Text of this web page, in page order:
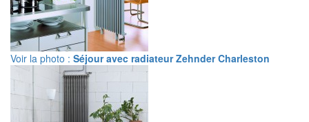
Voir la photo : Séjour avec radiateur Zehnder Charleston